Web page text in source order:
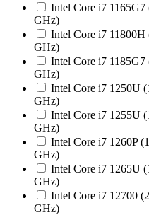
Intel Core i7
GHz)
Intel Core i7
GHz)
Intel Core i7
GHz)
Intel Core i7 1250U
GHz)
Intel Core i7 1255U
GHz)
Intel Core i7 1260P
GHz)
Intel Core i7 1265U
GHz)
Intel Core i7 12700
GHz)